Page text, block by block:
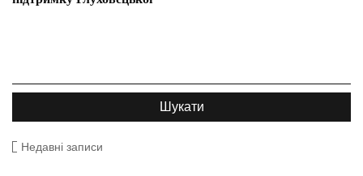
Недавні записи